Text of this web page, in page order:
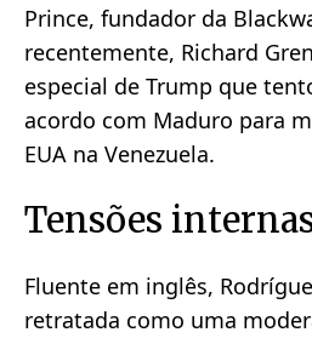
Prince, fundador da
recentemente, Richard
especial de Trump que
acordo com Maduro para
EUA na Venezuela.
Tensões
Fluente em inglês,
retratada como uma